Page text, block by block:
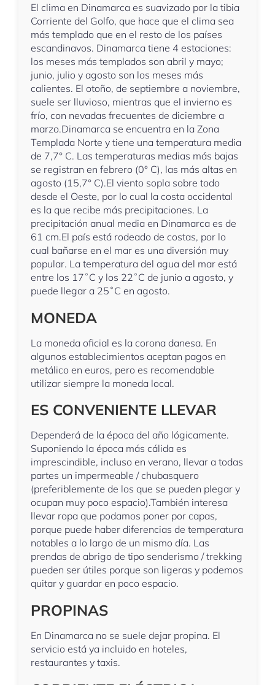
El clima en Dinamarca es suavizado por la tibia
Corriente del Golfo, que hace que el clima sea
más templado que en el resto de los países
escandinavos. Dinamarca tiene 4 estaciones:
los meses más templados son abril y mayo;
junio, julio y agosto son los meses más
calientes. El otoño, de septiembre a noviembre,
suele ser lluvioso, mientras que el invierno es
frío, con nevadas frecuentes de diciembre a
marzo.Dinamarca se encuentra en la Zona
Templada Norte y tiene una temperatura media
de 7,7° C. Las temperaturas medias más bajas
se registran en febrero (0° C), las más altas en
agosto (15,7° C).El viento sopla sobre todo
desde el Oeste, por lo cual la costa occidental
es la que recibe más precipitaciones. La
precipitación anual media en Dinamarca es de
61 cm.El país está rodeado de costas, por lo
cual bañarse en el mar es una diversión muy
popular. La temperatura del agua del mar está
entre los 17˚C y los 22˚C de junio a agosto, y
puede llegar a 25˚C en agosto.
MONEDA
La moneda oficial es la corona danesa. En
algunos establecimientos aceptan pagos en
metálico en euros, pero es recomendable
utilizar siempre la moneda local.
ES CONVENIENTE LLEVAR
Dependerá de la época del año lógicamente.
Suponiendo la época más cálida es
imprescindible, incluso en verano, llevar a todas
partes un impermeable / chubasquero
(preferiblemente de los que se pueden plegar y
ocupan muy poco espacio).También interesa
llevar ropa que podamos poner por capas,
porque puede haber diferencias de temperatura
notables a lo largo de un mismo día. Las
prendas de abrigo de tipo senderismo / trekking
pueden ser útiles porque son ligeras y podemos
quitar y guardar en poco espacio.
PROPINAS
En Dinamarca no se suele dejar propina. El
servicio está ya incluido en hoteles,
restaurantes y taxis.